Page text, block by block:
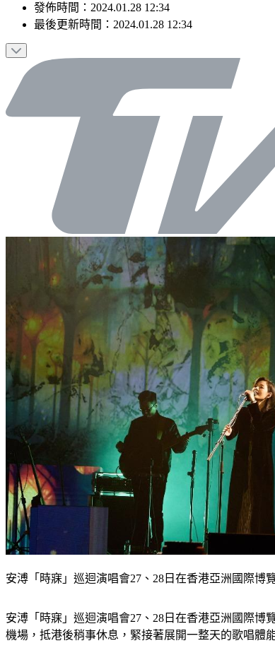
發佈時間： 2024.01.28 12:34
最後更新時間： 2024.01.28 12:34
安溥「時寐」巡迴演唱會27、28日在香港亞洲國際博
安溥「時寐」巡迴演唱會27、28日在香港亞洲國際
機場，抵港後稍事休息，緊接著展開一整天的歌唱體